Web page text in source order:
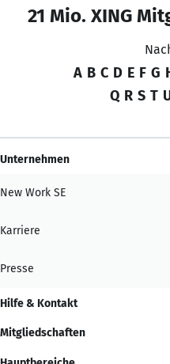
21 Mio. XING
A B C D E F G
Q R S T
Unternehmen
New Work SE
Karriere
Presse
Hilfe & Kontakt
Mitgliedschaften